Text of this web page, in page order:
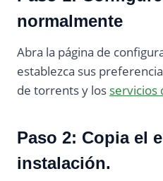
normalmente
Abra la página de
establezca sus
de torrents y los servicios
Paso 2: Copia el
instalación.